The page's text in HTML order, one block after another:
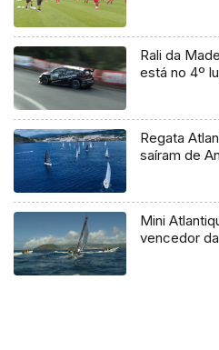
Rali da
está no 4º
Regata
saíram de
Mini
vencedor da